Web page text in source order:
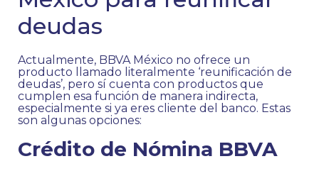
deudas
Actualmente, BBVA México no ofrece un
producto llamado literalmente ‘reunificación de
deudas’, pero sí cuenta con productos que
cumplen esa función de manera indirecta,
especialmente si ya eres cliente del banco. Estas
son algunas opciones:
Crédito de Nómina BBVA